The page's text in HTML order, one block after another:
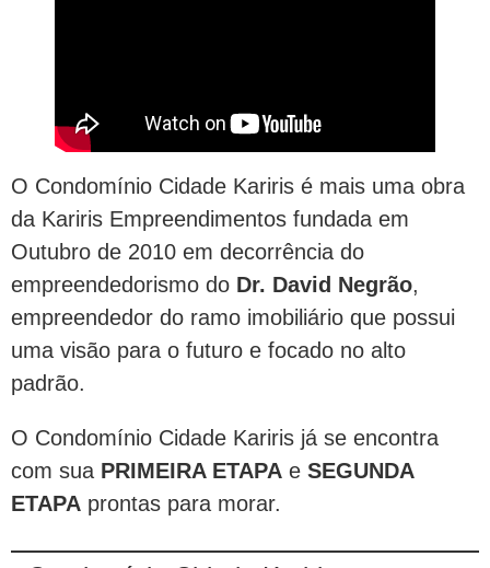
O Condomínio Cidade Kariris é mais uma obra
da Kariris Empreendimentos fundada em
Outubro de 2010 em decorrência do
empreendedorismo do Dr. David Negrão,
empreendedor do ramo imobiliário que possui
uma visão para o futuro e focado no alto
padrão.
O Condomínio Cidade Kariris já se encontra
com sua PRIMEIRA ETAPA e SEGUNDA
ETAPA prontas para morar.